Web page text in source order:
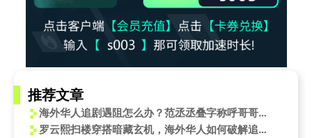
推荐文章
海外华人追剧遇阻怎么办？范丞丞叠字称呼哥哥引爆网络热议
罗云熙扫楼穿搭暗藏玄机，海外华人如何破解追剧限制看新剧